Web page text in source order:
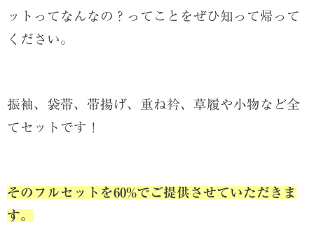
ットってなんなの？ってことをぜひ知って帰って
ください。
振袖、袋帯、帯揚げ、重ね衿、草履や小物など全
てセットです！
そのフルセットを60%でご提供させていただきま
す。